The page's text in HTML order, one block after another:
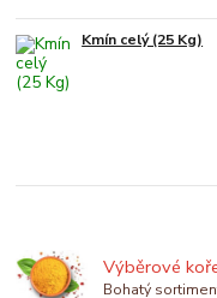
Kmín celý (25 Kg)
Výběrové
Bohatý